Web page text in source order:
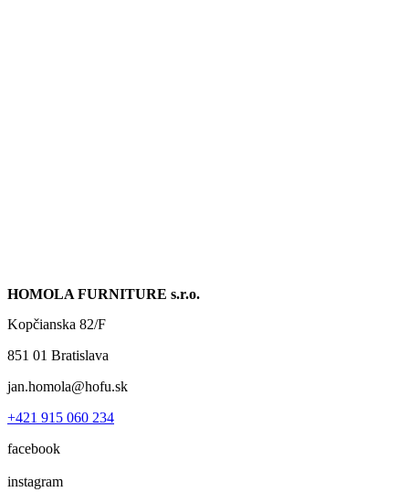
HOMOLA FURNITURE s.r.o.
Kopčianska 82/F
851 01 Bratislava
jan.homola@hofu.sk
+421 915 060 234
facebook
instagram